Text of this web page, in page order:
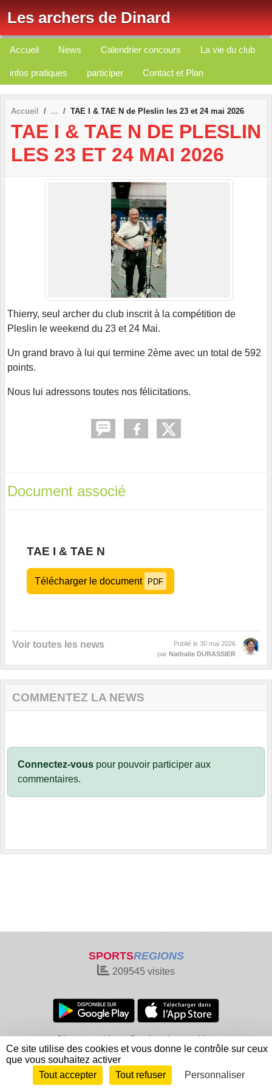
Les archers de Dinard
Accueil News Calendrier concours La vie du club
infos pratiques participer Contact et Plan
Accueil TAE I & TAE N de Pleslin les 23 et 24 mai 2026
TAE I & TAE N DE PLESLIN
LES 23 ET 24 MAI 2026
Thierry, seul archer du club inscrit à la compétition de
Pleslin le weekend du 23 et 24 Mai.
Un grand bravo à lui qui termine 2ème avec un total de 592
points.
Nous lui adressons toutes nos félicitations.
Document associé
TAE I & TAE N
Télécharger le document PDF
Voir toutes les news Publié le 30 mai 2026
par Nathalie DURASSIER
COMMENTEZ LA NEWS
Connectez-vous pour pouvoir participer aux
commentaires.
SPORTSREGIONS
209545 visites
Charte cookies
Gestion des cookies
Informations légales
Signaler un contenu inapproprié
Envie de participer ? Connexion
Ce site utilise des cookies et vous donne le contrôle sur ceux
que vous souhaitez activer
Tout accepter
Tout refuser Personnaliser